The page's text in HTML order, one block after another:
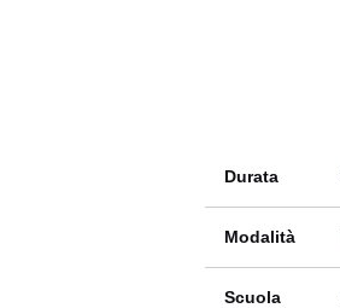
Durata
Modalità
Scuola